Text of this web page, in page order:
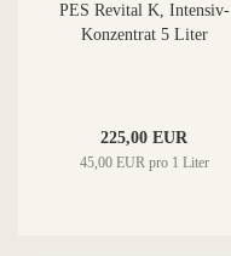
PES Revital K, Intensiv-
Konzentrat 5 Liter
225,00 EUR
45,00 EUR pro 1 Liter